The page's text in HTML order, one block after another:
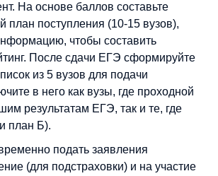
На основе баллов составьте
план поступления (10-15 вузов),
чтобы составить
После сдачи ЕГЭ сформируйте
из 5 вузов для подачи
в него как вузы, где проходной
результатам ЕГЭ, так и те, где
план Б).
подать заявления
(для подстраховки) и на участие